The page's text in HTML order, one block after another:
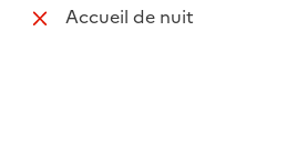
Accueil de nuit: non disponible